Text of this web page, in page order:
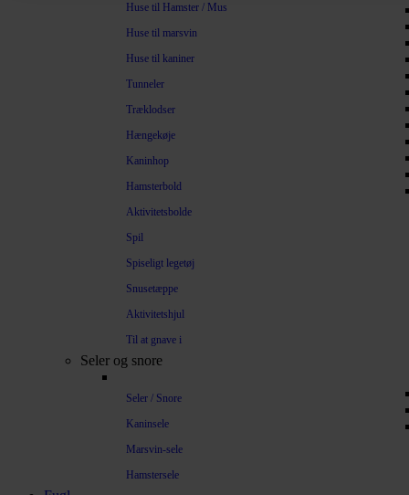
Huse til Hamster / Mus
Huse til marsvin
Huse til kaniner
Tunneler
Træklodser
Hængekøje
Kaninhop
Hamsterbold
Aktivitetsbolde
Spil
Spiseligt legetøj
Snusetæppe
Aktivitetshjul
Til at gnave i
Seler og snore
Seler / Snore
Kaninsele
Marsvin-sele
Hamstersele